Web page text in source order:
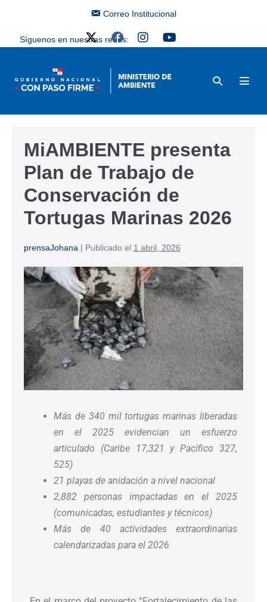
Correo Institucional
Síguenos en nuestras redes:
MiAMBIENTE presenta
Plan de Trabajo de
Conservación de
Tortugas Marinas 2026
prensaJohana | Publicado el 1 abril, 2026
Más de 340 mil tortugas marinas liberadas
en el 2025 evidencian un esfuerzo
articulado (Caribe 17,321 y Pacífico 327,
525)
21 playas de anidación a nivel nacional
2,882 personas impactadas en el 2025
(comunicadas, estudiantes y técnicos)
Más de 40 actividades extraordinarias
calendarizadas para el 2026